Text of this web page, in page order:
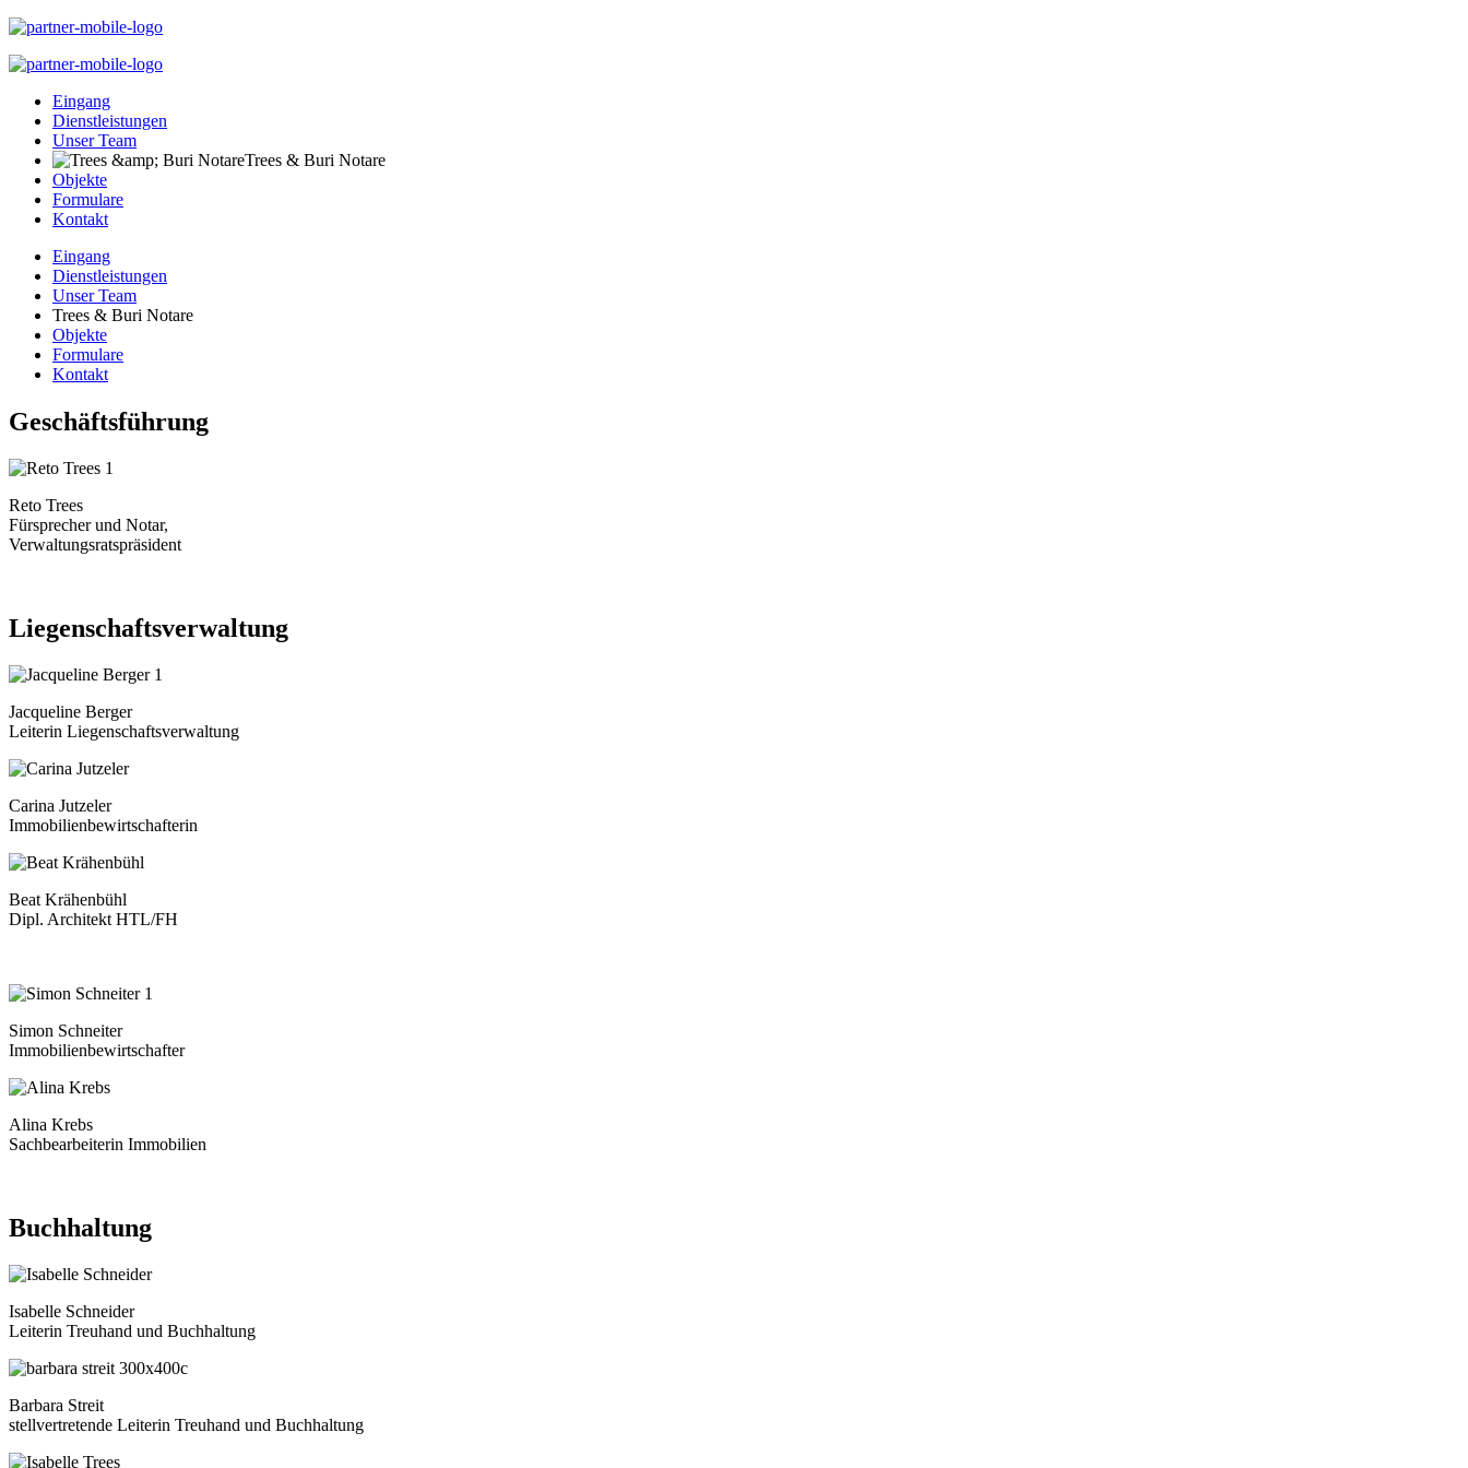
Eingang
Dienstleistungen
Unser Team
Trees & Buri Notare
Objekte
Formulare
Kontakt
Eingang
Dienstleistungen
Unser Team
Trees & Buri Notare
Objekte
Formulare
Kontakt
Geschäftsführung
Reto Trees
Fürsprecher und Notar,
Verwaltungsratspräsident
Liegenschaftsverwaltung
Jacqueline Berger
Leiterin Liegenschaftsverwaltung
Carina Jutzeler
Immobilienbewirtschafterin
Beat Krähenbühl
Dipl. Architekt HTL/FH
Simon Schneiter
Immobilienbewirtschafter
Alina Krebs
Sachbearbeiterin Immobilien
Buchhaltung
Isabelle Schneider
Leiterin Treuhand und Buchhaltung
Barbara Streit
stellvertretende Leiterin Treuhand und Buchhaltung